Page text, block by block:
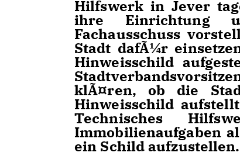
Hilfswerk in Jever
ihre Einrichtung
Fachausschuss
Stadt dafÃ¼r
Hinweisschild
klÃ¤ren, ob die
Hinweisschild
Technisches
Immobilienaufgaben
ein Schild aufzustellen.